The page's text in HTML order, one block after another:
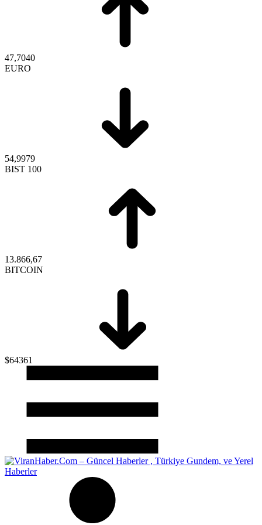
47,7040
EURO
54,9979
BIST 100
13.866,67
BITCOIN
$64361